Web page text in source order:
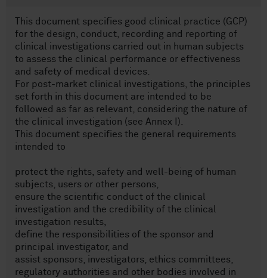
This document specifies good clinical practice (GCP)
for the design, conduct, recording and reporting of
clinical investigations carried out in human subjects
to assess the clinical performance or effectiveness
and safety of medical devices.
For post-market clinical investigations, the principles
set forth in this document are intended to be
followed as far as relevant, considering the nature of
the clinical investigation (see Annex I).
This document specifies the general requirements
intended to
protect the rights, safety and well-being of human
subjects, users or other persons,
ensure the scientific conduct of the clinical
investigation and the credibility of the clinical
investigation results,
define the responsibilities of the sponsor and
principal investigator, and
assist sponsors, investigators, ethics committees,
regulatory authorities and other bodies involved in